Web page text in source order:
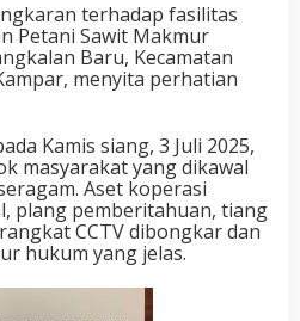
terhadap fasilitas
Petani Sawit Makmur
Baru, Kecamatan
menyita perhatian
Kamis siang, 3 Juli 2025,
masyarakat yang dikawal
Aset koperasi
plang pemberitahuan, tiang
CCTV dibongkar dan
hukum yang jelas.